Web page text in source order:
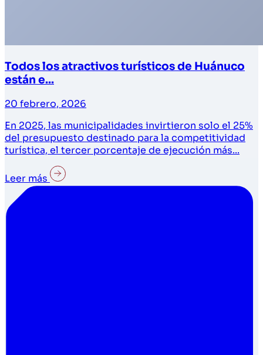
Todos los atractivos turísticos de Huánuco
están e...
20 febrero, 2026
En 2025, las municipalidades invirtieron solo el 25%
del presupuesto destinado para la competitividad
turística, el tercer porcentaje de ejecución más...
Leer más